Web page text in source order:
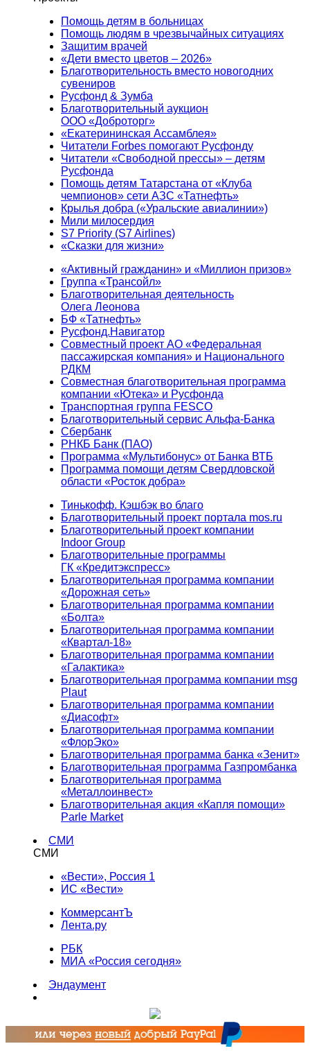
Помощь детям в больницах
Помощь людям в чрезвычайных ситуациях
Защитим врачей
«Дети вместо цветов – 2026»
Благотворительность вместо новогодних
сувениров
Русфонд & Зумба
Благотворительный аукцион
ООО «Доброторг»
«Екатерининская Ассамблея»
Читатели Forbes помогают Русфонду
Читатели «Свободной прессы» – детям
Русфонда
Помощь детям Татарстана от «Клуба
чемпионов» сети АЗС «Татнефть»
Крылья добра («Уральские авиалинии»)
Мили милосердия
S7 Priority (S7 Airlines)
«Сказки для жизни»
«Активный гражданин» и «Миллион призов»
Группа «Трансойл»
Благотворительная деятельность
Олега Леонова
БФ «Татнефть»
Русфонд.Навигатор
Совместный проект АО «Федеральная
пассажирская компания» и Национального
РДКМ
Совместная благотворительная программа
компании «Ютека» и Русфонда
Транспортная группа FESCO
Благотворительный сервис Альфа-Банка
Сбербанк
РНКБ Банк (ПАО)
Программа «Мультибонус» от Банка ВТБ
Программа помощи детям Свердловской
области «Росток добра»
Тинькофф. Кэшбэк во благо
Благотворительный проект портала mos.ru
Благотворительный проект компании
Indoor Group
Благотворительные программы
ГК «Кредитэкспресс»
Благотворительная программа компании
«Дорожная сеть»
Благотворительная программа компании
«Болта»
Благотворительная программа компании
«Квартал-18»
Благотворительная программа компании
«Галактика»
Благотворительная программа компании msg
Plaut
Благотворительная программа компании
«Диасофт»
Благотворительная программа компании
«ФлорЭко»
Благотворительная программа банка «Зенит»
Благотворительная программа Газпромбанка
Благотворительная программа
«Металлоинвест»
Благотворительная акция «Капля помощи»
Parle Market
СМИ
СМИ
«Вести», Россия 1
ИС «Вести»
КоммерсантЪ
Лента.ру
РБК
МИА «Россия сегодня»
Эндаумент